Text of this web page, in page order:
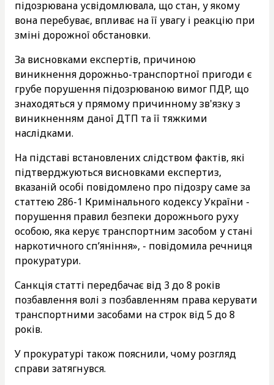
підозрювана усвідомлювала, що стан, у якому
вона перебуває, впливає на її увагу і реакцію при
зміні дорожної обстановки.
За висновками експертів, причиною
виникнення дорожньо-транспортної пригоди є
грубе порушення підозрюваною вимог ПДР, що
знаходяться у прямому причинному зв'язку з
виникненням даної ДТП та її тяжкими
наслідками.
На підставі встановлених слідством фактів, які
підтверджуються висновками експертиз,
вказаній особі повідомлено про підозру саме за
статтею 286-1 Кримінального кодексу України -
порушення правил безпеки дорожнього руху
особою, яка керує транспортним засобом у стані
наркотичного сп’яніння», - повідомила речниця
прокуратури.
Санкція статті передбачає від 3 до 8 років
позбавлення волі з позбавленням права керувати
транспортними засобами на строк від 5 до 8
років.
У прокуратурі також пояснили, чому розгляд
справи затягнувся.